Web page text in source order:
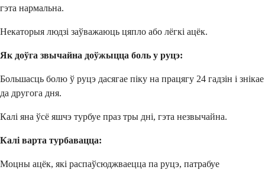
гэта нармальна.
Некаторыя людзі заўважаюць цяпло або лёгкі ацёк.
Як доўга звычайна доўжыцца боль у руцэ:
Большасць болю ў руцэ дасягае піку на працягу 24 гадзін і знікае
да другога дня.
Калі яна ўсё яшчэ турбуе праз тры дні, гэта незвычайна.
Калі варта турбавацца:
Моцны ацёк, які распаўсюджваецца па руцэ, патрабуе